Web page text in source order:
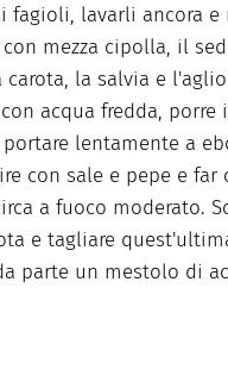
i fagioli, lavarli ancora
mezza cipolla, il
carota, la salvia e
acqua fredda, porre
lentamente a
con sale e pepe e far
a fuoco moderato.
e tagliare
parte un mestolo di